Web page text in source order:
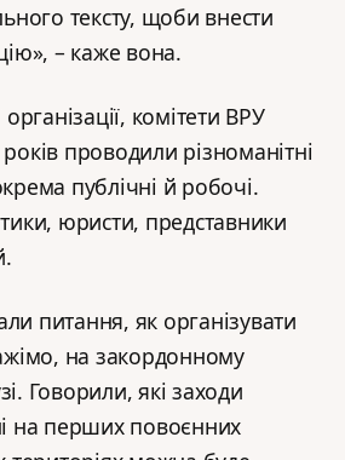
тексту, щоби внести
– каже вона.
комітети ВРУ
проводили різноманітні
публічні й робочі.
юристи, представники
питання, як організувати
на закордонному
Говорили, які заходи
на перших повоєнних